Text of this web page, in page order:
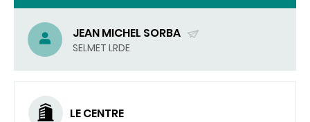
JEAN MICHEL SORBA
(ENVOYER
COURRIEL)
SELMET LRDE
LE CENTRE